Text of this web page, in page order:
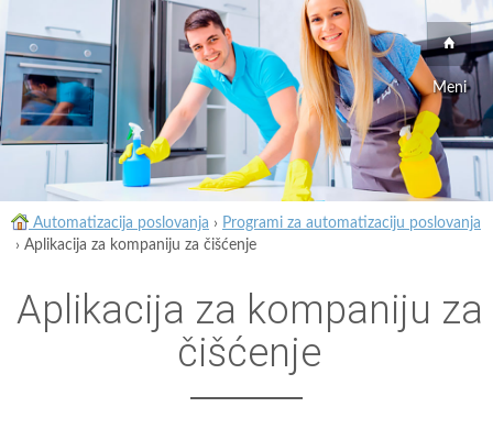
Meni
Automatizacija poslovanja › Programi za automatizaciju poslovanja
› Aplikacija za kompaniju za čišćenje
Aplikacija za kompaniju za
čišćenje